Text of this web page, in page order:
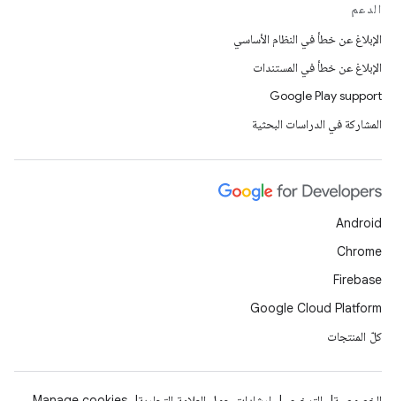
الدعم
الإبلاغ عن خطأ في النظام الأساسي
الإبلاغ عن خطأ في المستندات
Google Play support
المشاركة في الدراسات البحثية
Android
Chrome
Firebase
Google Cloud Platform
كلّ المنتجات